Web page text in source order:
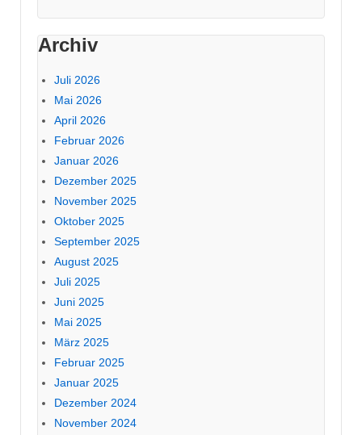
Archiv
Juli 2026
Mai 2026
April 2026
Februar 2026
Januar 2026
Dezember 2025
November 2025
Oktober 2025
September 2025
August 2025
Juli 2025
Juni 2025
Mai 2025
März 2025
Februar 2025
Januar 2025
Dezember 2024
November 2024